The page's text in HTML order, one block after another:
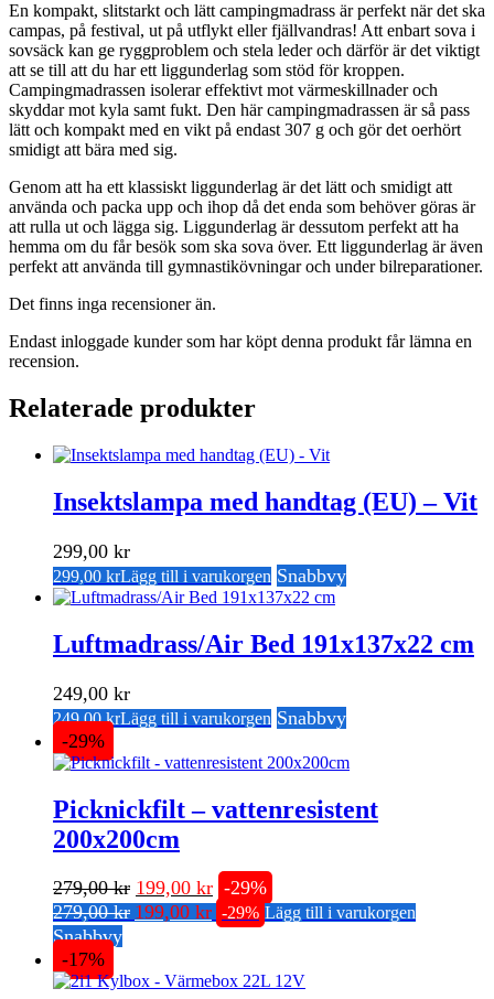
En kompakt, slitstarkt och lätt campingmadrass är perfekt när det ska
campas, på festival, ut på utflykt eller fjällvandras! Att enbart sova i
sovsäck kan ge ryggproblem och stela leder och därför är det viktigt
att se till att du har ett liggunderlag som stöd för kroppen.
Campingmadrassen isolerar effektivt mot värmeskillnader och
skyddar mot kyla samt fukt. Den här campingmadrassen är så pass
lätt och kompakt med en vikt på endast 307 g och gör det oerhört
smidigt att bära med sig.
Genom att ha ett klassiskt liggunderlag är det lätt och smidigt att
använda och packa upp och ihop då det enda som behöver göras är
att rulla ut och lägga sig. Liggunderlag är dessutom perfekt att ha
hemma om du får besök som ska sova över. Ett liggunderlag är även
perfekt att använda till gymnastikövningar och under bilreparationer.
Det finns inga recensioner än.
Endast inloggade kunder som har köpt denna produkt får lämna en
recension.
Relaterade produkter
Insektslampa med handtag (EU) – Vit
299,00 kr
299,00 krLägg till i varukorgen Snabbvy
Luftmadrass/Air Bed 191x137x22 cm
249,00 kr
249,00krLägg till i varukorgen Snabbvy
-29%
Picknickfilt – vattenresistent
200x200cm
279,00kr Det
ursprungliga
279,00 kr.
199,00 krDet
nuvarande
199,00 kr.
-29%
279,00krDet
ursprungliga
279,00 kr.
199,00 krDet
nuvarande
199,00 kr.
-29% Lägg till i varukorgen
Snabbvy
-17%